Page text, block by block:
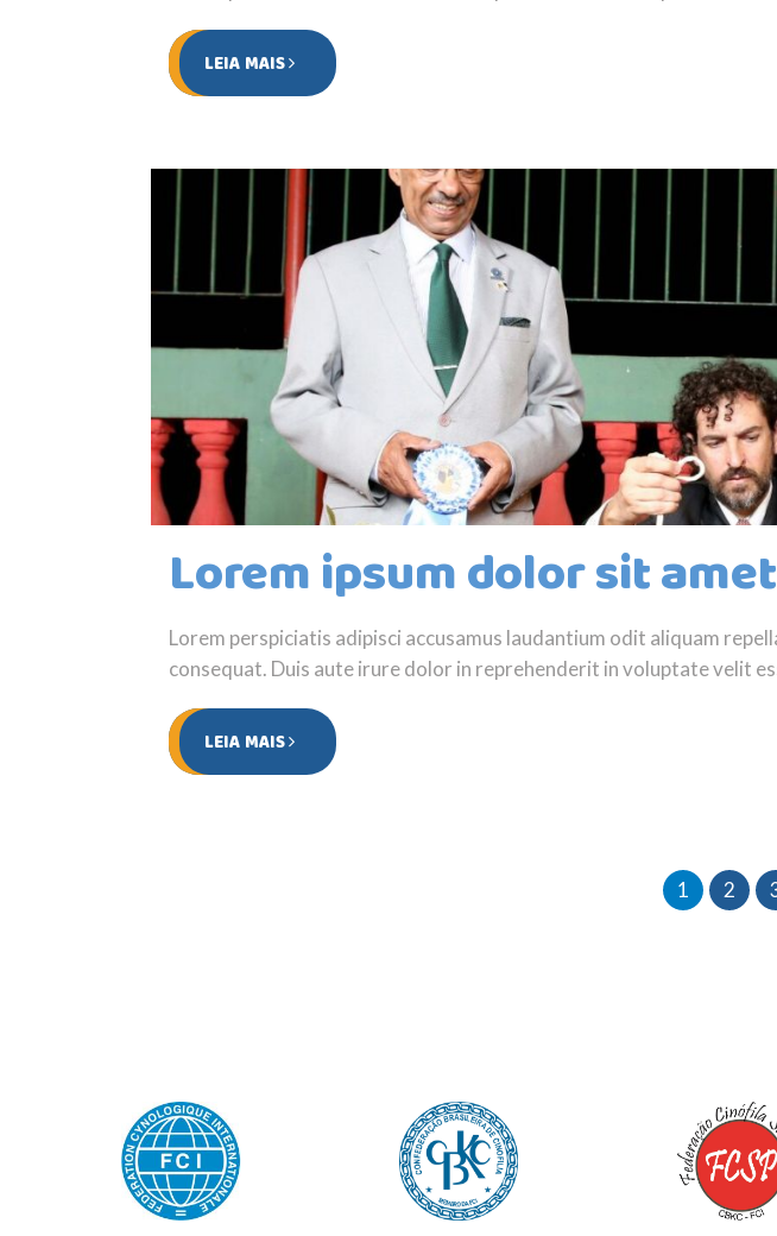
LEIA MAIS
Lorem ipsum dolor sit amet
Lorem perspiciatis adipisci accusamus laudantium odit aliquam
consequat. Duis aute irure dolor in reprehenderit in voluptate velit
LEIA MAIS
1 2